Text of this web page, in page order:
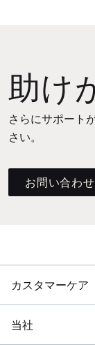
助け
さらにサポート
さい。
お問い合わせ
カスタマーケア
当社